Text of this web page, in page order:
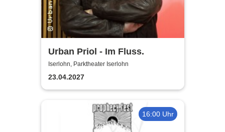
Urban Priol - Im Fluss.
Iserlohn, Parktheater Iserlohn
23.04.2027
16:00 Uhr